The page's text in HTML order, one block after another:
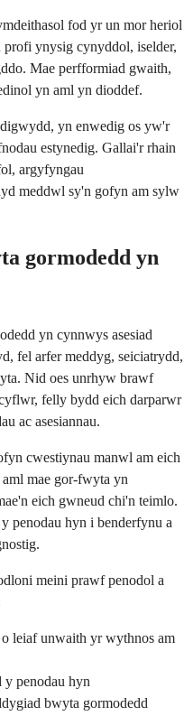
fod yr un mor heriol
ynysig cynyddol, iselder,
Mae perfformiad gwaith,
yn aml yn dioddef.
yn enwedig os yw'r
estynedig. Gallai'r rhain
argyfyngau
meddwl sy'n gofyn am sylw
gormodedd yn
yn cynnwys asesiad
fel arfer meddyg, seiciatrydd,
Nid oes unrhyw brawf
felly bydd eich darparwr
ac asesiannau.
cwestiynau manwl am eich
mae gor-fwyta yn
eich gwneud chi'n teimlo.
penodau hyn i benderfynu a
meini prawf penodol a
leiaf unwaith yr wythnos am
penodau hyn
bwyta gormodedd